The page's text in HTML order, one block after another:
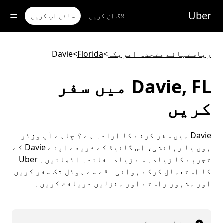
مواد
جائیں
Uber لاگ ان کریں سائن اپ کریں
ریاستہائے متحدہ امریکہ>
Florida
>
Davie
Davie, FL میں سفر
کریں
Davie میں سفر کرنے کا ارادہ ہے ؟ چاہے آپ وزٹر
ہوں یا رہائشی، اس گائیڈ کے ذریعے اپنے Davie کے
تجربے کا زیادہ سے زیادہ فائدہ اٹھائیں۔ Uber
کا استعمال کرکے ہوائی اڈے سے ہوٹل تک سفر کریں
اور مشہور راستے اور منزلیں دریافت کریں۔